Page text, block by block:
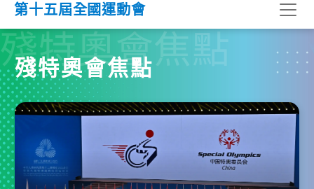
第十五屆全國運動會
殘特奧會焦點
殘特奧會焦點